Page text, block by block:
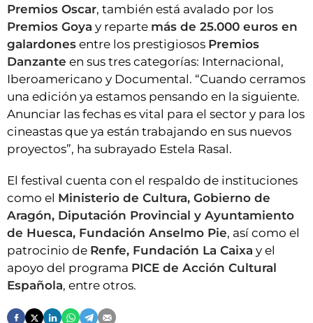
Premios Oscar, también está avalado por los
Premios Goya y reparte más de 25.000 euros en
galardones entre los prestigiosos Premios
Danzante en sus tres categorías: Internacional,
Iberoamericano y Documental. “Cuando cerramos
una edición ya estamos pensando en la siguiente.
Anunciar las fechas es vital para el sector y para los
cineastas que ya están trabajando en sus nuevos
proyectos”, ha subrayado Estela Rasal.
El festival cuenta con el respaldo de instituciones
como el Ministerio de Cultura, Gobierno de
Aragón, Diputación Provincial y Ayuntamiento
de Huesca, Fundación Anselmo Pie, así como el
patrocinio de Renfe, Fundación La Caixa y el
apoyo del programa PICE de Acción Cultural
Española, entre otros.